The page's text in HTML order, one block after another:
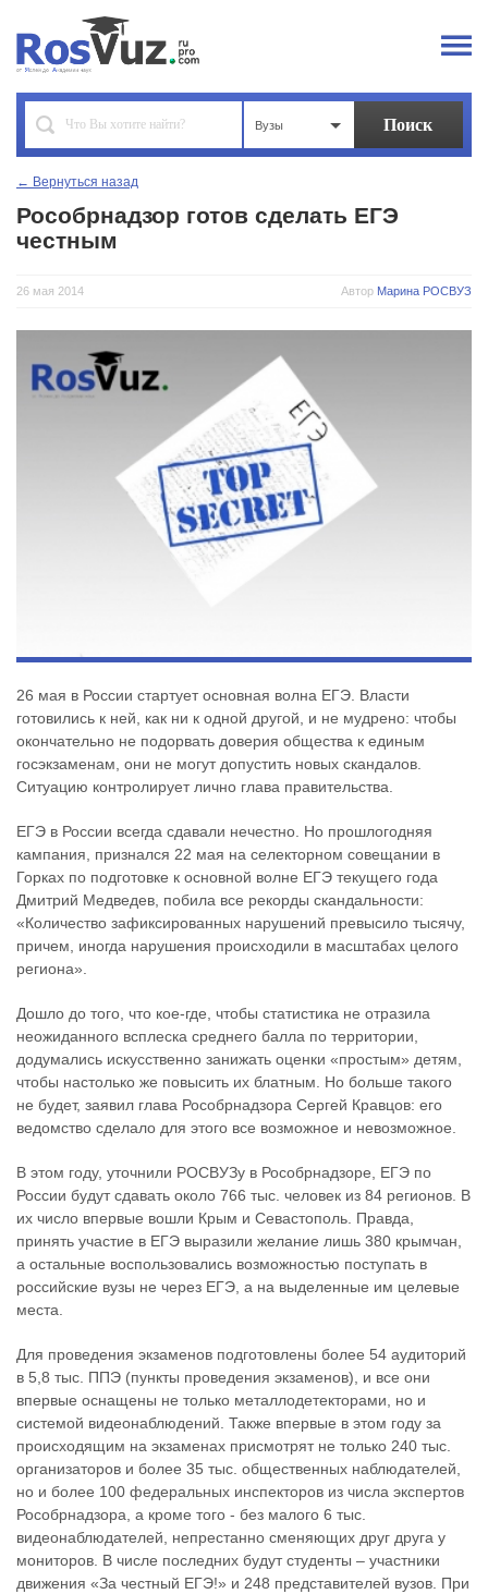
Вузы
← Вернуться назад
Рособрнадзор готов сделать ЕГЭ
честным
26 мая 2014 Автор Марина РОСВУЗ
26 мая в России стартует основная волна ЕГЭ. Власти
готовились к ней, как ни к одной другой, и не мудрено: чтобы
окончательно не подорвать доверия общества к единым
госэкзаменам, они не могут допустить новых скандалов.
Ситуацию контролирует лично глава правительства.
ЕГЭ в России всегда сдавали нечестно. Но прошлогодняя
кампания, признался 22 мая на селекторном совещании в
Горках по подготовке к основной волне ЕГЭ текущего года
Дмитрий Медведев, побила все рекорды скандальности:
«Количество зафиксированных нарушений превысило тысячу,
причем, иногда нарушения происходили в масштабах целого
региона».
Дошло до того, что кое-где, чтобы статистика не отразила
неожиданного всплеска среднего балла по территории,
додумались искусственно занижать оценки «простым» детям,
чтобы настолько же повысить их блатным. Но больше такого
не будет, заявил глава Рособрнадзора Сергей Кравцов: его
ведомство сделало для этого все возможное и невозможное.
В этом году, уточнили РОСВУЗу в Рособрнадзоре, ЕГЭ по
России будут сдавать около 766 тыс. человек из 84 регионов. В
их число впервые вошли Крым и Севастополь. Правда,
принять участие в ЕГЭ выразили желание лишь 380 крымчан,
а остальные воспользовались возможностью поступать в
российские вузы не через ЕГЭ, а на выделенные им целевые
места.
Для проведения экзаменов подготовлены более 54 аудиторий
в 5,8 тыс. ППЭ (пункты проведения экзаменов), и все они
впервые оснащены не только металлодетекторами, но и
системой видеонаблюдений. Также впервые в этом году за
происходящим на экзаменах присмотрят не только 240 тыс.
организаторов и более 35 тыс. общественных наблюдателей,
но и более 100 федеральных инспекторов из числа экспертов
Рособрнадзора, а кроме того - без малого 6 тыс.
видеонаблюдателей, непрестанно сменяющих друг друга у
мониторов. В числе последних будут студенты – участники
движения «За честный ЕГЭ!» и 248 представителей вузов. При